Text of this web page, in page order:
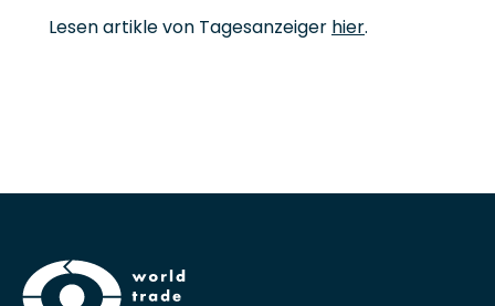
Lesen artikle von Tagesanzeiger hier.